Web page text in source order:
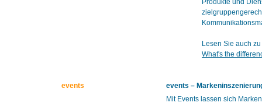
Produkte und
Lesen Sie auch
What's the
events
events –
Mit Events lassen sich